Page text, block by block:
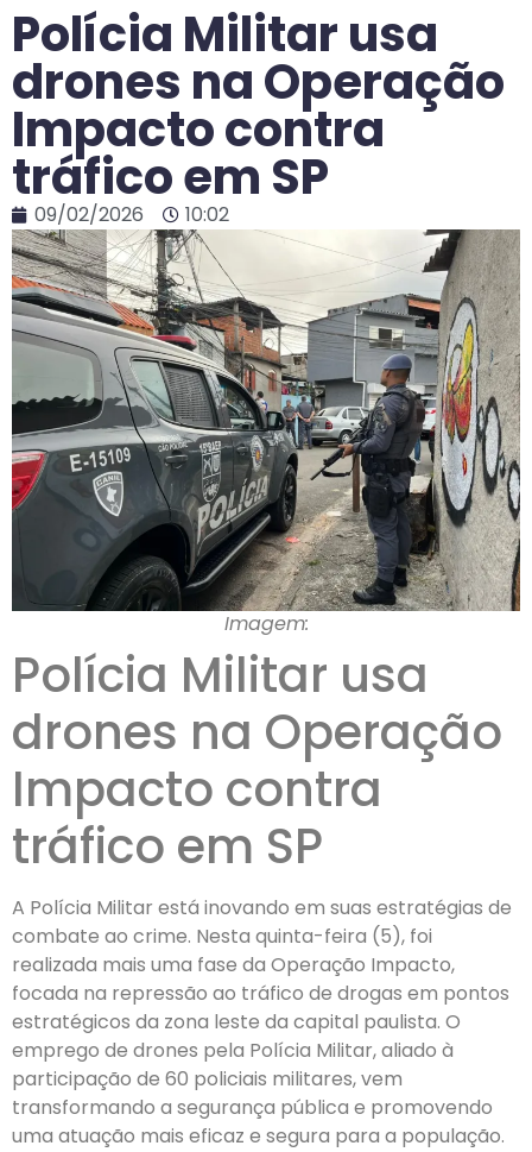
Polícia Militar usa
drones na Operação
Impacto contra
tráfico em SP
09/02/2026 10:02
Imagem:
Polícia Militar usa
drones na Operação
Impacto contra
tráfico em SP
A Polícia Militar está inovando em suas estratégias de
combate ao crime. Nesta quinta-feira (5), foi
realizada mais uma fase da Operação Impacto,
focada na repressão ao tráfico de drogas em pontos
estratégicos da zona leste da capital paulista. O
emprego de drones pela Polícia Militar, aliado à
participação de 60 policiais militares, vem
transformando a segurança pública e promovendo
uma atuação mais eficaz e segura para a população.